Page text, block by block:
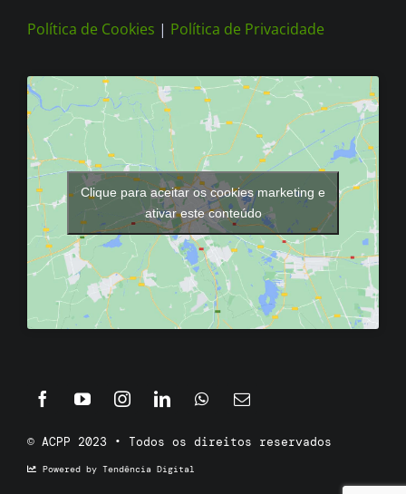
Política de Cookies | Política de Privacidade
Clique para aceitar os cookies marketing e
ativar este conteúdo
© ACPP 2023 • Todos os direitos reservados
Powered by Tendência Digital